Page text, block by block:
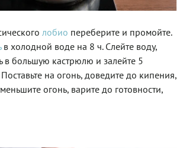
лобио переберите и промойте.
в холодной воде на 8 ч. Слейте воду,
в большую кастрюлю и залейте 5
на огонь, доведите до кипения,
огонь, варите до готовности,